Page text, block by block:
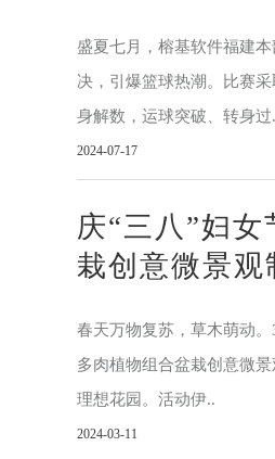
盛夏七月，榕基软件福建
决，引爆篮球热潮。比赛
身解数，运球突破、转身过
2024-07-17
庆“三八”妇
栽创意微景观
春天万物复苏，草木萌动
多肉植物组合盆栽创意微
理想花园。活动伊..
2024-03-11